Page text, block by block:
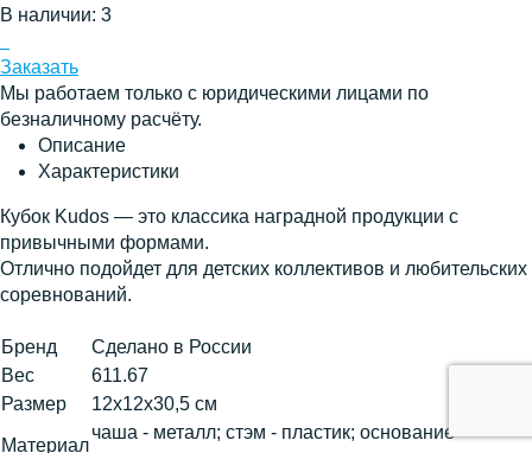
В наличии: 3
Заказать
Мы работаем только с юридическими лицами по
безналичному расчёту.
Описание
Характеристики
Кубок Kudos — это классика наградной продукции c
привычными формами.
Отлично подойдет для детских коллективов и любительских
соревнований.
Бренд
Сделано в России
Вес
611.67
Размер
12х12х30,5 см
Материал
чаша - металл; стэм - пластик; основание -